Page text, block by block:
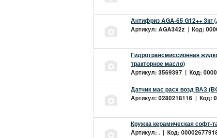
Антифриз AGA-65 G12++ 3кг
Артикул: AGA342z | Код:
Гидротрансмиссионная
тракторное масло)
Артикул: 3569397 | Код:
Датчик мас расх возд ВАЗ
Артикул: 0280218116 | Код:
Кружка керамическая софт-
Артикул: . | Код: